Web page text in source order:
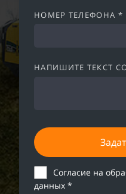
НОМЕР ТЕЛЕФОНА *
НАПИШИТЕ ТЕКСТ
Согласие на
данных *